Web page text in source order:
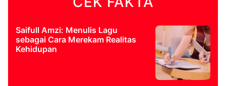
Saifull Amzi: Menulis Lagu
sebagai Cara Merekam Realitas
Kehidupan